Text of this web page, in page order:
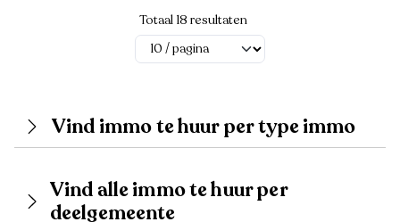
Totaal 18 resultaten
Vind immo te huur per type immo
Vind alle immo te huur per
deelgemeente